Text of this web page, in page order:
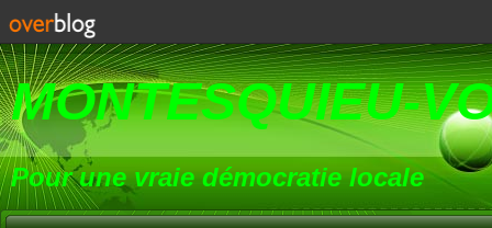
MONTESQUIEU-
Pour une vraie démocratie locale